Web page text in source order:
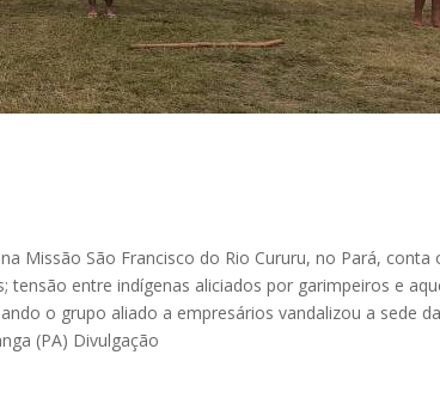
Missão São Francisco do Rio Cururu, no Pará, conta
entre indígenas aliciados por garimpeiros e
o grupo aliado a empresários vandalizou a sede da
(PA) Divulgação